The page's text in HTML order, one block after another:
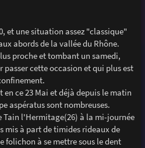
et une situation assez "classique"
abords de la vallée du Rhône.
proche et tombant un samedi,
cette occasion et qui plus est
en ce 23 Mai et déjà depuis le matin
aspératus sont nombreuses.
Tain l'Hermitage(26) à la mi-journée
mis à part de timides rideaux de
folichon à se mettre sous le dent